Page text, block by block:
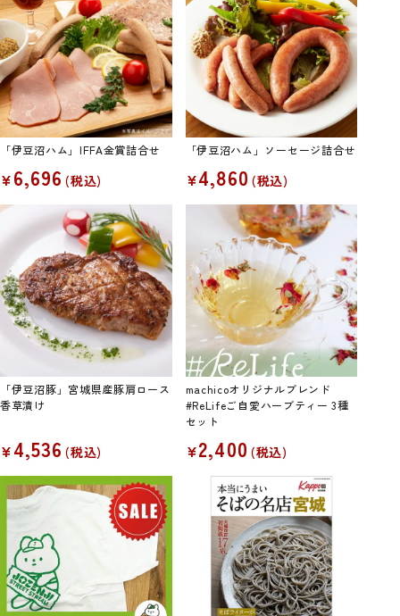
「伊豆沼ハム」IFFA金賞詰合せ
¥6,696 税込
「伊豆沼ハム」ソーセージ詰合せ
¥4,860 税込
「伊豆沼豚」宮城県産豚肩ロース
香草漬け
¥4,536 税込
machicoオリジナルブレンド
#ReLifeご自愛ハーブティー 3種
セット
¥2,400 税込